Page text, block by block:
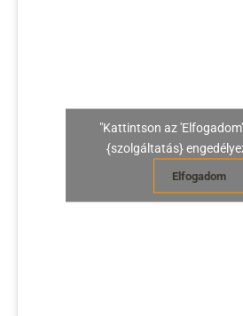
"Kattintson az
{szolgáltatás}
Elfogadom